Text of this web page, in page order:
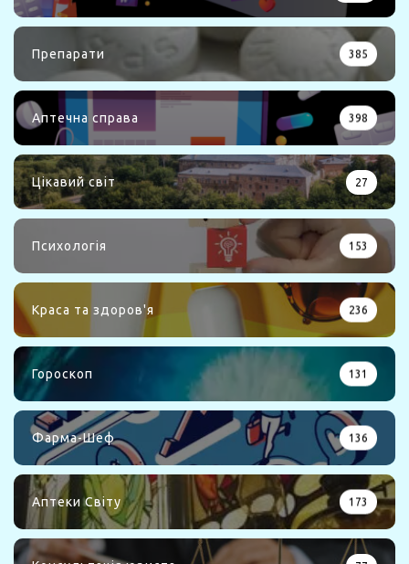
Препарати 385
Аптечна справа 398
Цікавий світ 27
Психологія 153
Краса та здоров'я 236
Гороскоп 131
Фарма-Шеф 136
Аптеки Світу 173